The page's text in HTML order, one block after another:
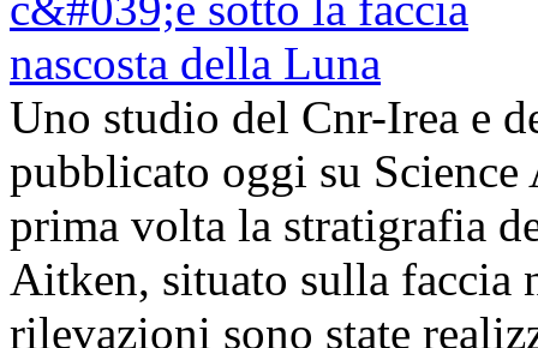
Uno studio del Cnr-Irea e
pubblicato oggi su
prima volta la stratigrafia
Aitken, situato sulla faccia
rilevazioni sono state